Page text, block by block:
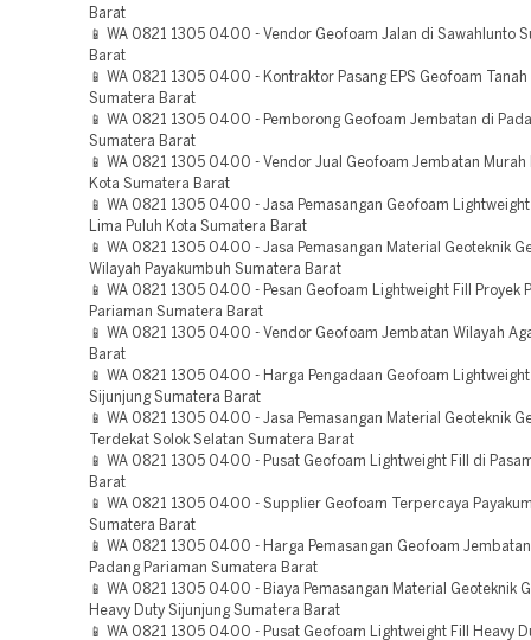
Barat
📱 WA 0821 1305 0400 - Vendor Geofoam Jalan di Sawahlunto
Barat
📱 WA 0821 1305 0400 - Kontraktor Pasang EPS Geofoam
Sumatera Barat
📱 WA 0821 1305 0400 - Pemborong Geofoam Jembatan di
Sumatera Barat
📱 WA 0821 1305 0400 - Vendor Jual Geofoam Jembatan Murah
Kota Sumatera Barat
📱 WA 0821 1305 0400 - Jasa Pemasangan Geofoam Lightweight
Lima Puluh Kota Sumatera Barat
📱 WA 0821 1305 0400 - Jasa Pemasangan Material Geoteknik
Wilayah Payakumbuh Sumatera Barat
📱 WA 0821 1305 0400 - Pesan Geofoam Lightweight Fill Proyek
Pariaman Sumatera Barat
📱 WA 0821 1305 0400 - Vendor Geofoam Jembatan Wilayah
Barat
📱 WA 0821 1305 0400 - Harga Pengadaan Geofoam
Sijunjung Sumatera Barat
📱 WA 0821 1305 0400 - Jasa Pemasangan Material Geoteknik
Terdekat Solok Selatan Sumatera Barat
📱 WA 0821 1305 0400 - Pusat Geofoam Lightweight Fill di
Barat
📱 WA 0821 1305 0400 - Supplier Geofoam Terpercaya
Sumatera Barat
📱 WA 0821 1305 0400 - Harga Pemasangan Geofoam
Padang Pariaman Sumatera Barat
📱 WA 0821 1305 0400 - Biaya Pemasangan Material Geoteknik
Heavy Duty Sijunjung Sumatera Barat
📱 WA 0821 1305 0400 - Pusat Geofoam Lightweight Fill Heavy